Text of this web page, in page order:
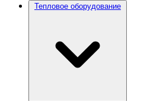
Тепловое оборудование